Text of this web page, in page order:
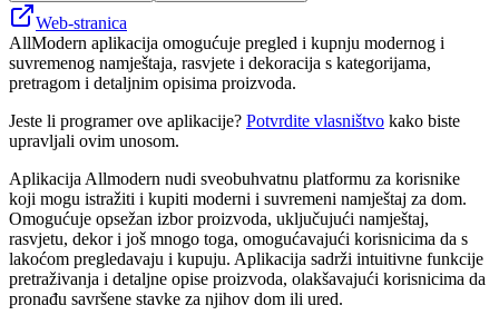
Web-stranica
AllModern aplikacija omogućuje pregled i kupnju modernog i
suvremenog namještaja, rasvjete i dekoracija s kategorijama,
pretragom i detaljnim opisima proizvoda.
Jeste li programer ove aplikacije? Potvrdite vlasništvo kako biste
upravljali ovim unosom.
Aplikacija Allmodern nudi sveobuhvatnu platformu za korisnike
koji mogu istražiti i kupiti moderni i suvremeni namještaj za dom.
Omogućuje opsežan izbor proizvoda, uključujući namještaj,
rasvjetu, dekor i još mnogo toga, omogućavajući korisnicima da s
lakoćom pregledavaju i kupuju. Aplikacija sadrži intuitivne funkcije
pretraživanja i detaljne opise proizvoda, olakšavajući korisnicima da
pronađu savršene stavke za njihov dom ili ured.